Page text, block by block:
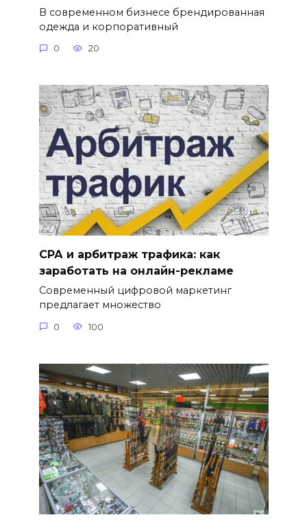
В современном бизнесе брендированная
одежда и корпоративный
0 20
СРА и арбитраж трафика: как
заработать на онлайн-рекламе
Современный цифровой маркетинг
предлагает множество
0 100